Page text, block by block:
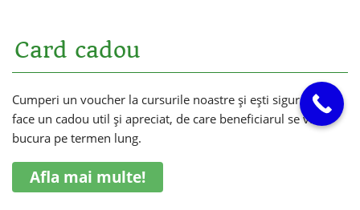
Card cadou
Cumperi un voucher la cursurile noastre și ești sigur că vei
face un cadou util și apreciat, de care beneficiarul se va
bucura pe termen lung.
Afla mai multe!